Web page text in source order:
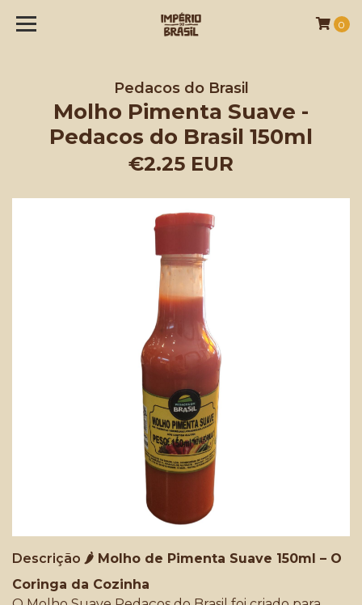
0
Pedacos do Brasil
Molho Pimenta Suave -
Pedacos do Brasil 150ml
€2.25 EUR
Descrição 🌶️ Molho de Pimenta Suave 150ml – O
Coringa da Cozinha